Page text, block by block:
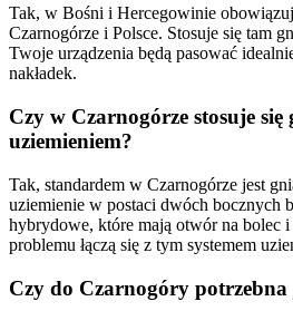
Tak, w Bośni i Hercegowinie
Czarnogórze i Polsce. Stosuje się tam
Twoje urządzenia będą pasować
nakładek.
Czy w Czarnogórze stosuje się
uziemieniem?
Tak, standardem w Czarnogórze jest
uziemienie w postaci dwóch bocznych
hybrydowe, które mają otwór na bolec
problemu łączą się z tym systemem
Czy do Czarnogóry potrzebna